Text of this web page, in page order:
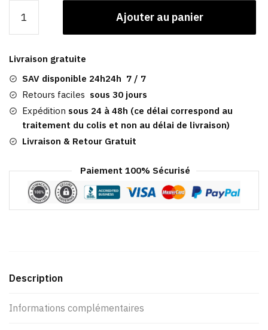
Casquette
Homme
|
Cumber
Ajouter au panier
Livraison gratuite
SAV disponible 24h24h 7 / 7
Retours faciles sous 30 jours
Expédition sous 24 à 48h (ce délai correspond au
traitement du colis et non au délai de livraison)
Livraison & Retour Gratuit
Paiement 100% Sécurisé
Description
Informations complémentaires